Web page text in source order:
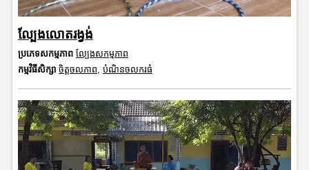
ល្បែងលោតរង្វង់
ប្រភេទសកម្មភាព ល្បែងសកម្មភាព
កម្មវិធីសិក្សា ចិត្តចលភាព, បំណិនចលករធំ